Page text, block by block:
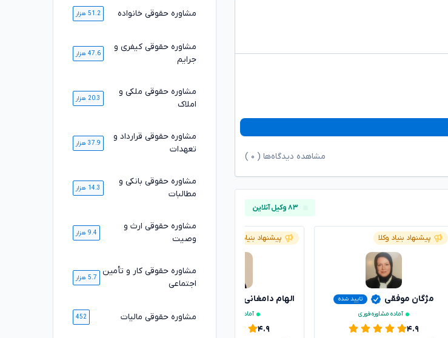
مشاهده دیدگاه‌ها ( ۰
۸۳ وکیل آنلاین
پیشنهاد بنیاد وکلا
مژگان موفقی
تایید شده
آماده مشاوره فوری
۴.۹
پیشنهاد بنیاد وکلا
الهام دامغانی ثانی
آماده مشاوره فوری
۴.۹
پیشنهاد بنیاد وکلا
مشاوره حقوقی خانواده 51.2 هزار
مشاوره حقوقی کیفری و
جرایم
47.6 هزار
مشاوره حقوقی ملکی و
املاک
20.3 هزار
مشاوره حقوقی قرارداد و
تعهدات
37.9 هزار
مشاوره حقوقی بانکی و
مطالبات
14.3 هزار
مشاوره حقوقی ارث و
وصیت
9.4 هزار
مشاوره حقوقی کار و تأمین
اجتماعی
5.7 هزار
مشاوره حقوقی مالیات 452